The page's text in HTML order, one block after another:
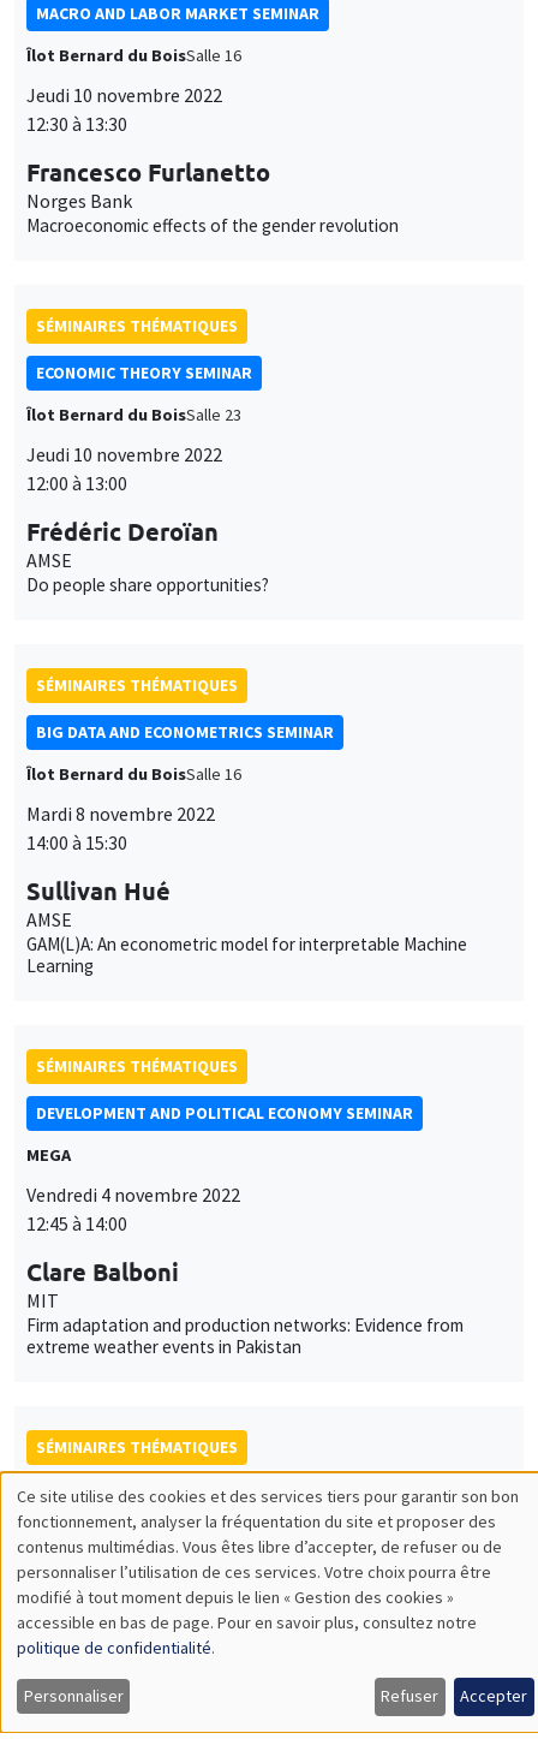
MACRO AND LABOR MARKET SEMINAR
Îlot Bernard du BoisSalle 16
Jeudi 10 novembre 2022
12:30 à 13:30
Francesco Furlanetto
Norges Bank
Macroeconomic effects of the gender revolution
SÉMINAIRES THÉMATIQUES
ECONOMIC THEORY SEMINAR
Îlot Bernard du BoisSalle 23
Jeudi 10 novembre 2022
12:00 à 13:00
Frédéric Deroïan
AMSE
Do people share opportunities?
SÉMINAIRES THÉMATIQUES
BIG DATA AND ECONOMETRICS SEMINAR
Îlot Bernard du BoisSalle 16
Mardi 8 novembre 2022
14:00 à 15:30
Sullivan Hué
AMSE
GAM(L)A: An econometric model for interpretable Machine
Learning
SÉMINAIRES THÉMATIQUES
DEVELOPMENT AND POLITICAL ECONOMY SEMINAR
MEGA
Vendredi 4 novembre 2022
12:45 à 14:00
Clare Balboni
MIT
Firm adaptation and production networks: Evidence from
extreme weather events in Pakistan
SÉMINAIRES THÉMATIQUES
DEVELOPMENT AND POLITICAL ECONOMY SEMINAR
Vendredi 14 octobre 2022
12:00 à 13:15
Isabela Manelici
LSE
Responsible sourcing? Theory and evidence from Costa Rica
Utilisation
des
données
personnelles
et
Ce site utilise des cookies et des services tiers pour garantir son bon
fonctionnement, analyser la fréquentation du site et proposer des
contenus multimédias. Vous êtes libre d’accepter, de refuser ou de
personnaliser l’utilisation de ces services. Votre choix pourra être
modifié à tout moment depuis le lien « Gestion des cookies »
accessible en bas de page. Pour en savoir plus, consultez notre
politique de confidentialité.
Personnaliser Refuser Accepter